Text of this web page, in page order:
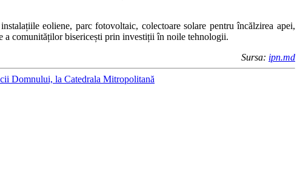
eoliene, parc fotovoltaic, colectoare solare pentru încălzirea apei,
a comunităților bisericești prin investiții în noile tehnologii.
Sursa: ipn.md
Domnului, la Catedrala Mitropolitană